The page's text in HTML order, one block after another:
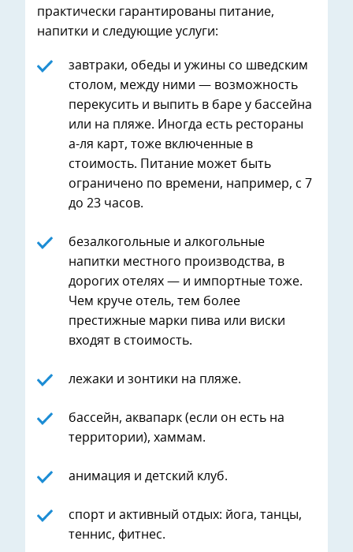
практически гарантированы питание,
напитки и следующие услуги:
завтраки, обеды и ужины со шведским
столом, между ними — возможность
перекусить и выпить в баре у бассейна
или на пляже. Иногда есть рестораны
а-ля карт, тоже включенные в
стоимость. Питание может быть
ограничено по времени, например, с 7
до 23 часов.
безалкогольные и алкогольные
напитки местного производства, в
дорогих отелях — и импортные тоже.
Чем круче отель, тем более
престижные марки пива или виски
входят в стоимость.
лежаки и зонтики на пляже.
бассейн, аквапарк (если он есть на
территории), хаммам.
анимация и детский клуб.
спорт и активный отдых: йога, танцы,
теннис, фитнес.